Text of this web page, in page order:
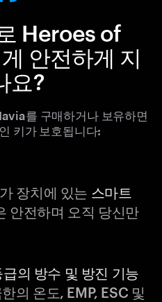
Heroes of
안전하게 지
요?
를 구매하거나 보유하면
키가 보호됩니다:
장치에 있는 스마트
안전하며 오직 당신만
의 방수 및 방진 기능
의 온도, EMP, ESC 및